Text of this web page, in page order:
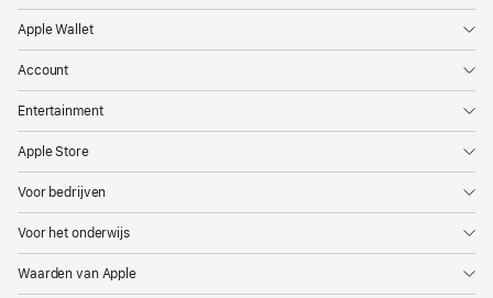
Apple Wallet
Account
Entertainment
Apple Store
Voor bedrijven
Voor het onderwijs
Waarden van Apple